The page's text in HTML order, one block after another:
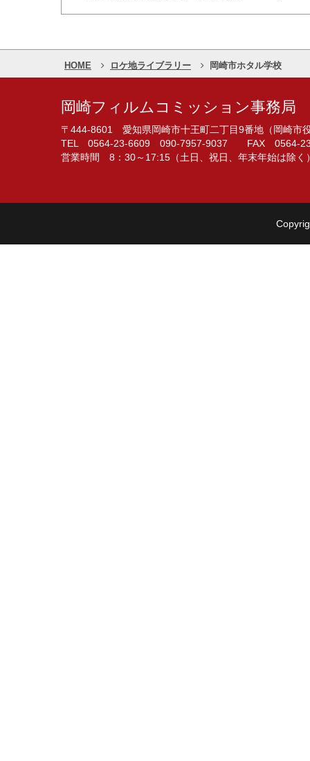
HOME ロケ地ライブラリー 岡崎市ホタル学校
岡崎フィルムコミッション事務局
〒444-8601 愛知県岡崎市十王町二丁目9番地（岡崎市
TEL 0564-23-6609 090-7957-9037 FAX 0564-
営業時間 8：30～17:15（土日、祝日、年末年始は除く